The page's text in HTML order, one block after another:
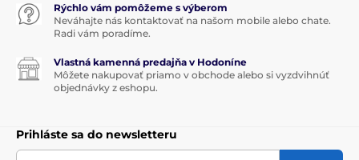
Rýchlo vám pomôžeme s výberom
Neváhajte nás kontaktovať na našom mobile alebo chate.
Radi vám poradíme.
Vlastná kamenná predajňa v Hodoníne
Môžete nakupovať priamo v obchode alebo si vyzdvihnúť
objednávky z eshopu.
Prihláste sa do newsletteru